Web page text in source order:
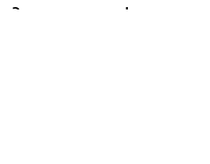
Экономического фронта не